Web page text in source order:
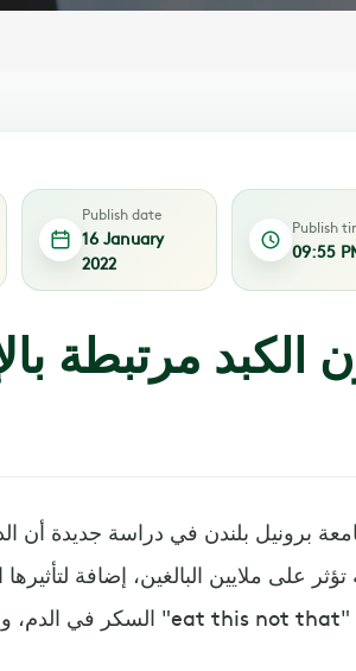
Publish date
16 January
2022
Publish
09:55
مرتبطة
برونيل بلندن في دراسة جديدة أن
على ملايين البالغين، إضافة